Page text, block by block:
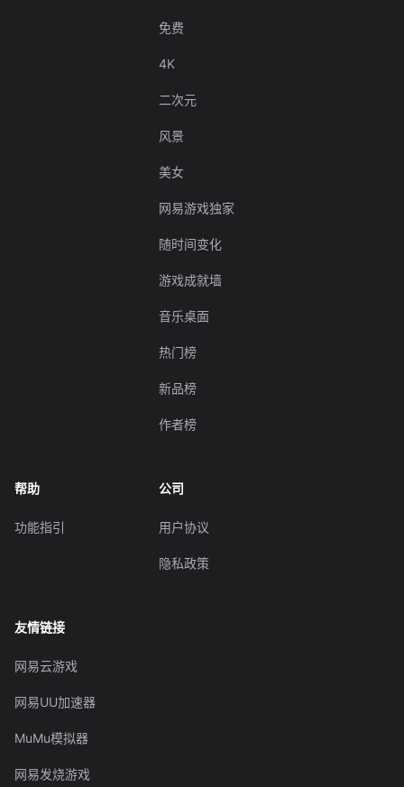
免费
4K
二次元
风景
美女
网易游戏独家
随时间变化
游戏成就墙
音乐桌面
热门榜
新品榜
作者榜
帮助
功能指引
公司
用户协议
隐私政策
友情链接
网易云游戏
网易UU加速器
MuMu模拟器
网易发烧游戏